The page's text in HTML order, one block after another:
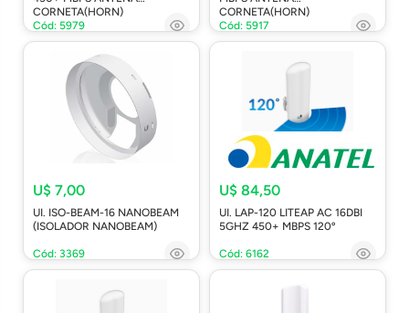
CORNETA(HORN)
Cód: 5979
CORNETA(HORN)
Cód: 5917
U$ 7,00
UI. ISO-BEAM-16 NANOBEAM
(ISOLADOR NANOBEAM)
Cód: 3369
U$ 84,50
UI. LAP-120 LITEAP AC 16DBI
5GHZ 450+ MBPS 120º
Cód: 6162